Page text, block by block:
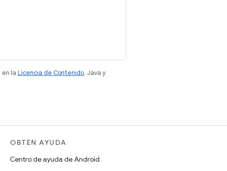
la Licencia de Contenido. Java y
OBTÉN AYUDA
Centro de ayuda de Android